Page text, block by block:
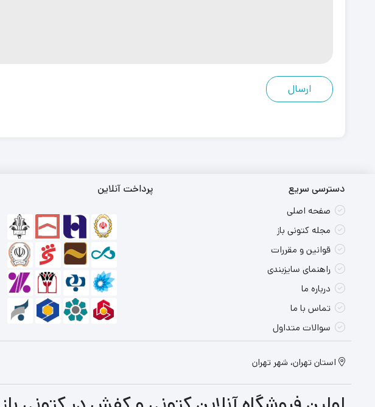
دسترسی سریع
صفحه اصلی
مجله کتونی باز
قوانین و مقررات
راهنمای سایزبندی
درباره ما
تماس با ما
سوالات متداول
پرداخت آنلاین
استان تهران، شهر تهران